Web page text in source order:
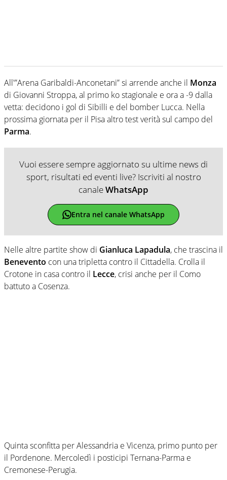
All'”Arena Garibaldi-Anconetani” si arrende anche il Monza
di Giovanni Stroppa, al primo ko stagionale e ora a -9 dalla
vetta: decidono i gol di Sibilli e del bomber Lucca. Nella
prossima giornata per il Pisa altro test verità sul campo del
Parma.
Vuoi essere sempre aggiornato su ultime news di
sport, risultati ed eventi live? Iscriviti al nostro
canaleWhatsApp
Entra nel canale WhatsApp
Nelle altre partite show di Gianluca Lapadula, che trascina il
Benevento con una tripletta contro il Cittadella. Crolla il
Crotone in casa contro il Lecce, crisi anche per il Como
battuto a Cosenza.
Quinta sconfitta per Alessandria e Vicenza, primo punto per
il Pordenone. Mercoledì i posticipi Ternana-Parma e
Cremonese-Perugia.